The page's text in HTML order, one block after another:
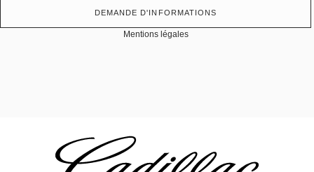
DEMANDE D'INFORMATIONS
Mentions légales